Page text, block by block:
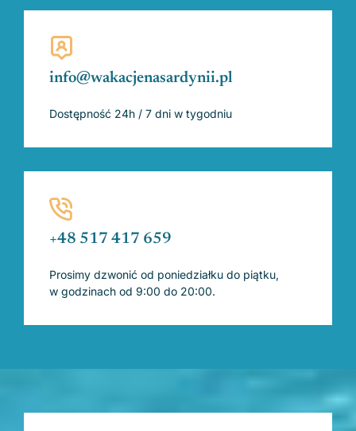
info@wakacjenasardynii.pl
Dostępność 24h / 7 dni w tygodniu
+48 517 417 659
Prosimy dzwonić od poniedziałku do piątku,
w godzinach od 9:00 do 20:00.